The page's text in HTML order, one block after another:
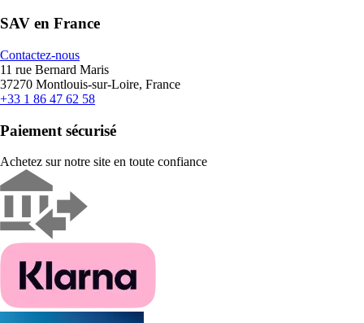
SAV en France
Contactez-nous
11 rue Bernard Maris
37270 Montlouis-sur-Loire, France
+33 1 86 47 62 58
Paiement sécurisé
Achetez sur notre site en toute confiance